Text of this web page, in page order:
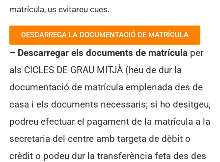
matrícula, us evitareu cues.
DESCARREGA LA DOCUMENTACIÓ DE MATRÍCULA
– Descarregar els documents de matrículaper
als CICLES DE GRAU MITJÀ (heu de dur la
documentació de matrícula emplenada des de
casa i els documents necessaris; si ho desitgeu,
podreu efectuar el pagament de la matrícula a la
secretaria del centre amb targeta de dèbit o
crèdit o podeu dur la transferència feta des des